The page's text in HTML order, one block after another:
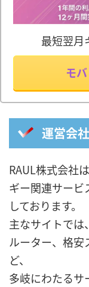
最短翌月
モ
運営会
RAUL株式会社
ギー関連サービ
しております。
主なサイトでは
ルーター、格安
ど、
多岐にわたるサ